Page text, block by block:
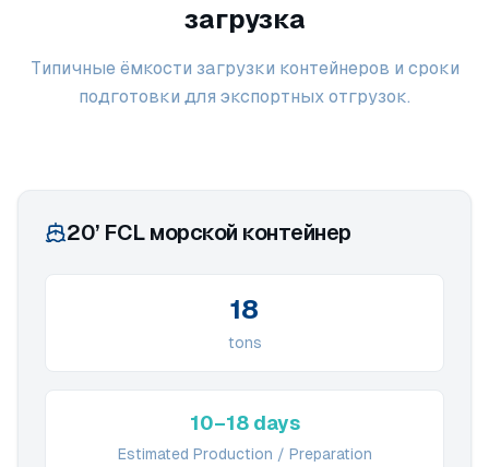
загрузка
Типичные ёмкости загрузки контейнеров и сроки
подготовки для экспортных отгрузок.
20’ FCL морской контейнер
18
tons
10–18 days
Estimated Production / Preparation